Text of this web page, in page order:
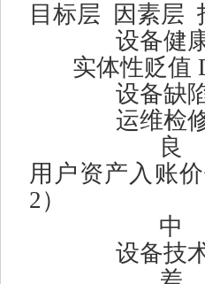
目标层
因素层
设备健
实体性贬值
设备缺
运维检
良
用户资产入账
2 ）
中
设备技